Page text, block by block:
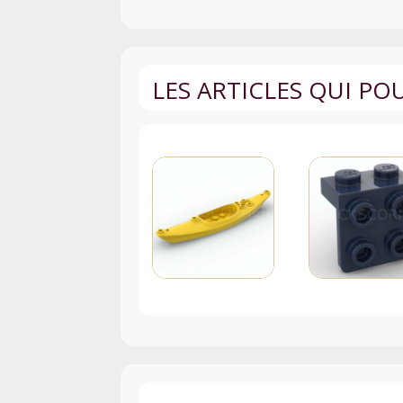
LES ARTICLES QUI